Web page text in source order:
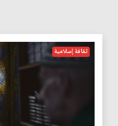
ثقافة إسلامية